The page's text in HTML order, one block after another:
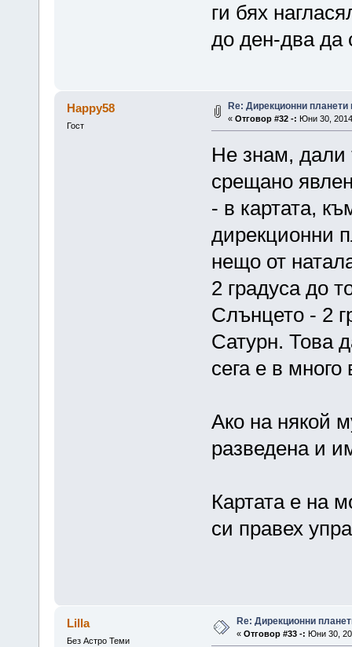
ги бях
до ден-два да
Happy58
Гост
Re: Дирекционни планети
« Отговор #32 -: Юни 30,
Не знам, дали
срещано
- в картата,
дирекционни
нещо от
2 градуса до
Слънцето - 2
Сатурн. Това
сега е в
Ако на някой
разведена и
Картата е на
си правех
Lilla
Без Астро Теми
Re: Дирекционни
« Отговор #33 -: Юни 30,